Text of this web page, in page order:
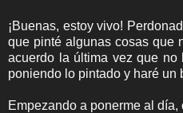
¡Buenas, estoy vivo!
que pinté algunas cosas que
acuerdo la última vez que no
poniendo lo pintado y haré un
Empezando a ponerme al